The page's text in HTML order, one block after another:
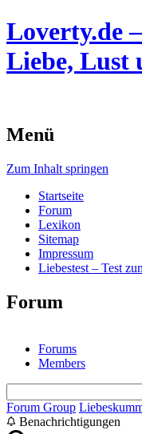
Loverty.de
Liebe, Lust
Menü
Zum Inhalt springen
Startseite
Forum
Lexikon
Sitemap
Impressum
Liebestest – Test
Forum
Forums
Members
Forum Group
Benachrichtigungen